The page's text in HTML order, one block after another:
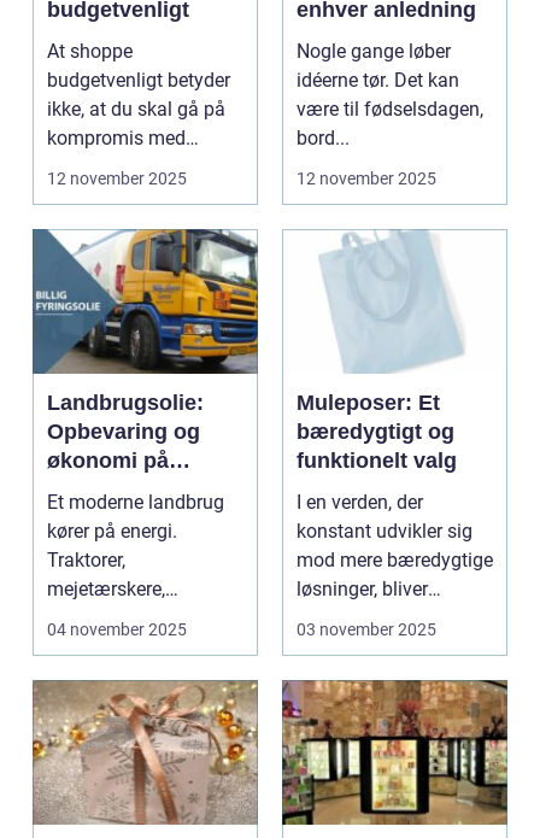
budgetvenligt
At shoppe
budgetvenligt betyder
ikke, at du skal gå på
kompromis med
kvalitet eller stil...
12 november 2025
enhver anledning
Nogle gange løber
idéerne tør. Det kan
være til fødselsdagen,
bord...
12 november 2025
Landbrugsolie:
Opbevaring og
økonomi på
gården
Et moderne landbrug
kører på energi.
Traktorer,
mejetærskere,
transport, tø...
04 november 2025
Muleposer: Et
bæredygtigt og
funktionelt valg
I en verden, der
konstant udvikler sig
mod mere bæredygtige
løsninger, bliver
produkter...
03 november 2025